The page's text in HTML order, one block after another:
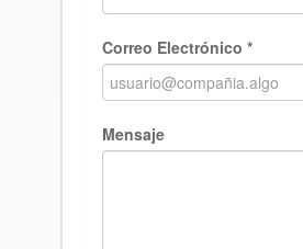
Correo Electrónico *
Mensaje